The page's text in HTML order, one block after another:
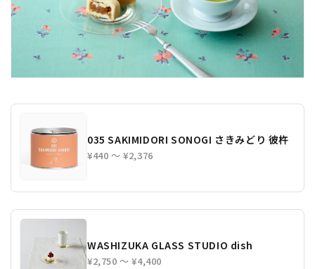
035 SAKIMIDORI SONOGI さきみどり 彼杵
¥440 〜 ¥2,376
WASHIZUKA GLASS STUDIO dish
¥2,750 〜 ¥4,400